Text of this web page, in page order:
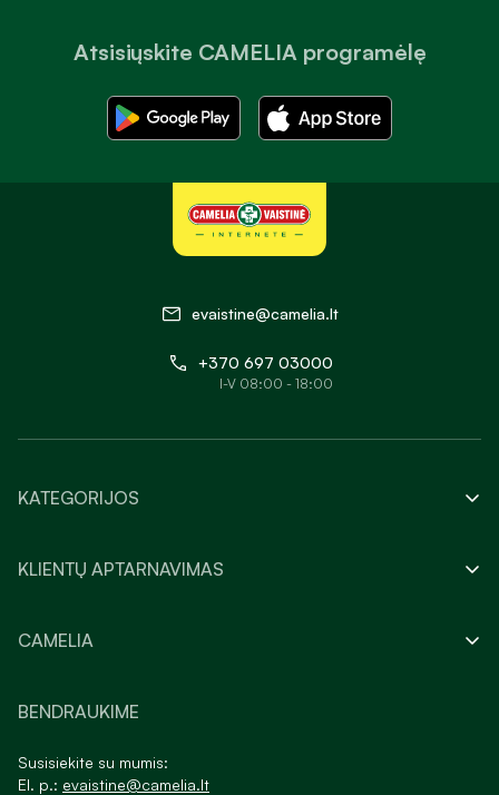
Atsisiųskite CAMELIA programėlę
evaistine@camelia.lt
+370 697 03000
I-V 08:00 - 18:00
KATEGORIJOS
KLIENTŲ APTARNAVIMAS
CAMELIA
BENDRAUKIME
Susisiekite su mumis:
El. p.: evaistine@camelia.lt